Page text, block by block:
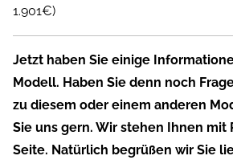
1.901€)
Jetzt haben Sie einige
Modell. Haben Sie denn noch
zu diesem oder einem anderen
Sie uns gern. Wir stehen Ihnen mit
Seite. Natürlich begrüßen wir Sie